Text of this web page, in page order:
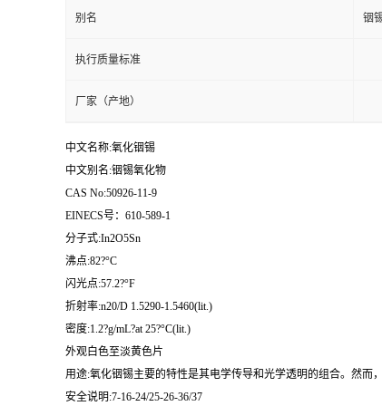
别名 铟
执行质量标准
厂家（产地）
中文名称:氧化铟锡
中文别名:铟锡氧化物
CAS No:50926-11-9
EINECS号：610-589-1
分子式:In2O5Sn
沸点:82?°C
闪光点:57.2?°F
折射率:n20/D 1.5290-1.5460(lit.)
密度:1.2?g/mL?at 25?°C(lit.)
外观白色至淡黄色片
用途:氧化铟锡主要的特性是其电学传导和光学透明的组合。然
安全说明:7-16-24/25-26-36/37